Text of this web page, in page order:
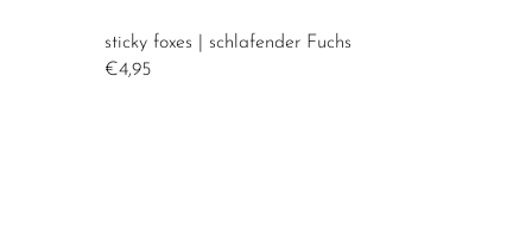
sticky foxes | schlafender Fuchs
€4,95